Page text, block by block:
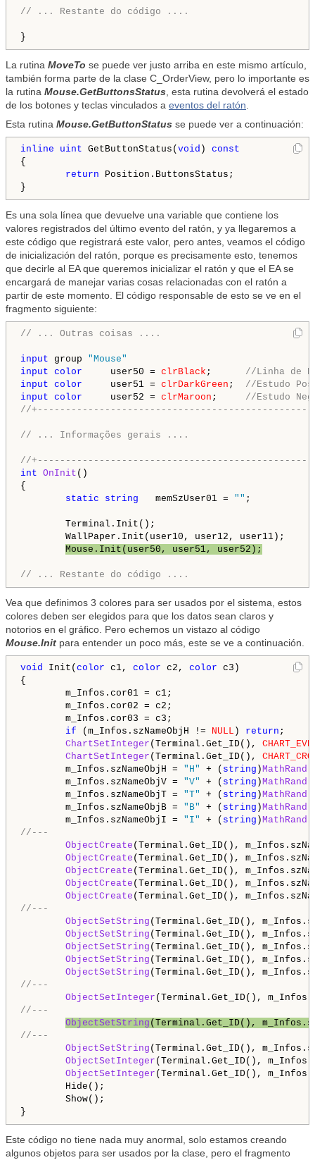
// ... Restante do código ....
}
La rutina MoveTo se puede ver justo arriba en este mismo artículo,
también forma parte de la clase C_OrderView, pero lo importante es
la rutina Mouse.GetButtonsStatus, esta rutina devolverá el estado
de los botones y teclas vinculados a eventos del ratón.
Esta rutina Mouse.GetButtonStatus se puede ver a continuación:
inline uint GetButtonStatus( void ) const
{
return Position.ButtonsStatus;
Es una sola línea que devuelve una variable que contiene los
valores registrados del último evento del ratón, y ya llegaremos a
este código que registrará este valor, pero antes, veamos el código
de inicialización del ratón, porque es precisamente esto, tenemos
que decirle al EA que queremos inicializar el ratón y que el EA se
encargará de manejar varias cosas relacionadas con el ratón a
partir de este momento. El código responsable de esto se ve en el
fragmento siguiente:
// ... Outras coisas ....
input group "Mouse"
input color user50 = clrBlack ; //Linha de
input color user51 = clrDarkGreen ; //Estudo
input color user52 = clrMaroon ; //Estudo
//
// ... Informações gerais ....
//
int OnInit ()
{
static
string memSzUser01 = "" ;
Terminal.Init();
WallPaper.Init(user10, user12, user11);
Mouse.Init(user50, user51, user52);
// ... Restante do código ....
Vea que definimos 3 colores para ser usados por el sistema, estos
colores deben ser elegidos para que los datos sean claros y
notorios en el gráfico. Pero echemos un vistazo al código
Mouse.Init para entender un poco más, este se ve a continuación.
void Init( color c1, color c2, color c3)
{
m_Infos.cor01 = c1;
m_Infos.cor02 = c2;
m_Infos.cor03 = c3;
if (m_Infos.szNameObjH != NULL ) return ;
ChartSetInteger (Terminal.Get_ID(),
ChartSetInteger (Terminal.Get_ID(),
m_Infos.szNameObjH = "H" + ( string )MathRand
m_Infos.szNameObjV = "V" + ( string )MathRand
m_Infos.szNameObjT = "T" + ( string )MathRand
m_Infos.szNameObjB = "B" + ( string )MathRand
m_Infos.szNameObjI = "I" + ( string )MathRand
//---
ObjectCreate (Terminal.Get_ID(),
ObjectCreate (Terminal.Get_ID(),
ObjectCreate (Terminal.Get_ID(),
ObjectCreate (Terminal.Get_ID(),
ObjectCreate (Terminal.Get_ID(),
//---
ObjectSetString (Terminal.Get_ID(),
ObjectSetString (Terminal.Get_ID(),
ObjectSetString (Terminal.Get_ID(),
ObjectSetString (Terminal.Get_ID(),
ObjectSetString (Terminal.Get_ID(),
//---
ObjectSetInteger (Terminal.Get_ID(),
//---
ObjectSetString (Terminal.Get_ID(),
//---
ObjectSetString (Terminal.Get_ID(),
ObjectSetInteger (Terminal.Get_ID(),
ObjectSetInteger (Terminal.Get_ID(),
Hide();
Show();
Este código no tiene nada muy anormal, solo estamos creando
algunos objetos para ser usados por la clase, pero el fragmento